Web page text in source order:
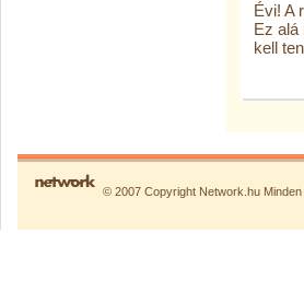
Évi! A
Ez alá
kell
© 2007 Copyright Network.hu Minden